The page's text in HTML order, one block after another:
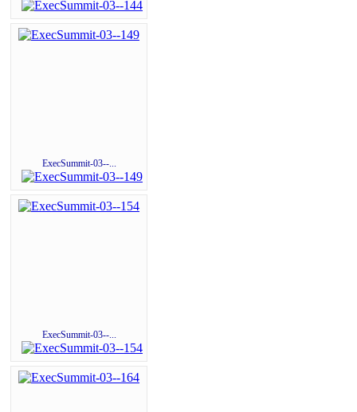
ExecSummit-03--...
ExecSummit-03--...